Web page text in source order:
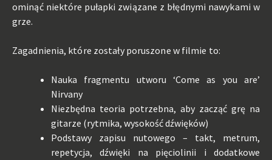
ominąć niektóre pułapki związane z błędnymi nawykami w
grze.
Zagadnienia, które zostały poruszone w filmie to:
Nauka fragmentu utworu ‘Come as you are’
Nirvany
Niezbędna teoria potrzebna, aby zacząć grę na
gitarze (rytmika, wysokość dźwięków)
Podstawy zapisu nutowego – takt, metrum,
repetycja, dźwięki na pięciolinii i dodatkowe